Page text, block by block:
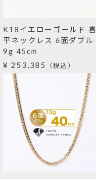
K18イエローゴールド 喜
平ネックレス 6面ダブル
9g 45cm
¥ 253,385 （税込）